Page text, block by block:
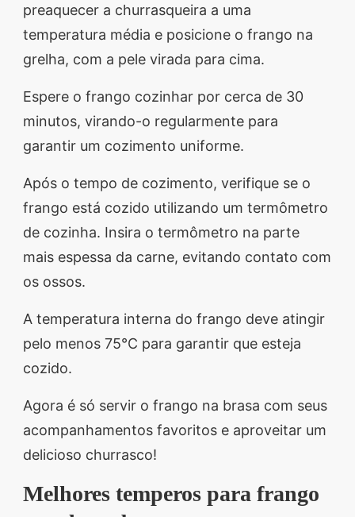
preaquecer a churrasqueira a uma
temperatura média e posicione o frango na
grelha, com a pele virada para cima.
Espere o frango cozinhar por cerca de 30
minutos, virando-o regularmente para
garantir um cozimento uniforme.
Após o tempo de cozimento, verifique se o
frango está cozido utilizando um termômetro
de cozinha. Insira o termômetro na parte
mais espessa da carne, evitando contato com
os ossos.
A temperatura interna do frango deve atingir
pelo menos 75°C para garantir que esteja
cozido.
Agora é só servir o frango na brasa com seus
acompanhamentos favoritos e aproveitar um
delicioso churrasco!
Melhores temperos para frango